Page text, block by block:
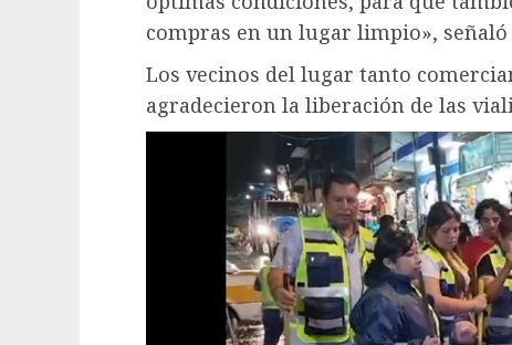
compras en un lugar limpio»,
Los vecinos del lugar tanto
agradecieron la liberación de las